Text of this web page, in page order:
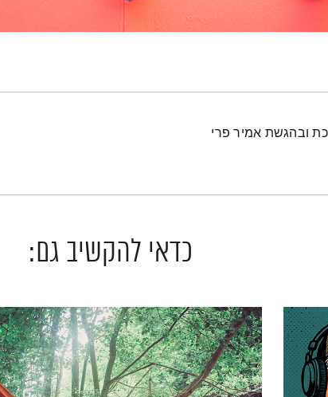
ובהגשת אמיר פרי
כדאי להקשיב גם: